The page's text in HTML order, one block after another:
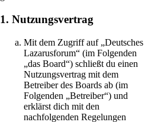
1. Nutzungsvertrag
Mit dem Zugriff auf „Deutsches
Lazarusforum“ (im Folgenden
„das Board“) schließt du einen
Nutzungsvertrag mit dem
Betreiber des Boards ab (im
Folgenden „Betreiber“) und
erklärst dich mit den
nachfolgenden Regelungen